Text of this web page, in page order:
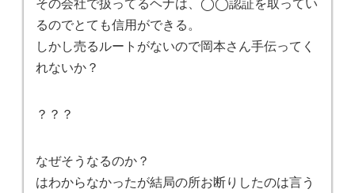
るのでとても信用ができる。
しかし売るルートがないので岡本さん手伝ってく
れないか？
？？？
なぜそうなるのか？
はわからなかったが結局の所お断りしたのは言う